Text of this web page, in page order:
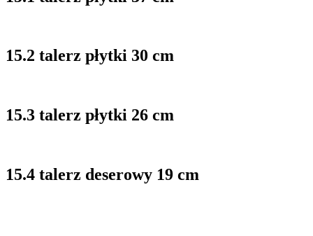
15.2 talerz płytki 30 cm
15.3 talerz płytki 26 cm
15.4 talerz deserowy 19 cm